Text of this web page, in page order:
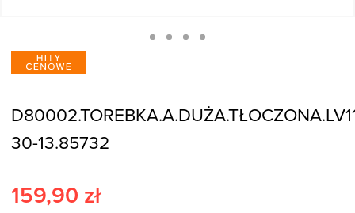
30-13.85732
159,90 zł